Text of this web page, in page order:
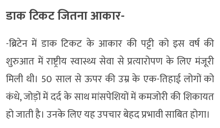
डाक टिकट जितना आकार-
-ब्रिटेन में डाक टिकट के आकार की पट्टी को इस वर्ष की
शुरुआत में राष्ट्रीय स्वास्थ्य सेवा से प्रत्यारोपण के लिए मंजूरी
मिली थी। 50 साल से ऊपर की उम्र के एक-तिहाई लोगों को
कंधे, जोड़ों में दर्द के साथ मांसपेशियों में कमजोरी की शिकायत
हो जाती है। उनके लिए यह उपचार बेहद प्रभावी साबित होगा।